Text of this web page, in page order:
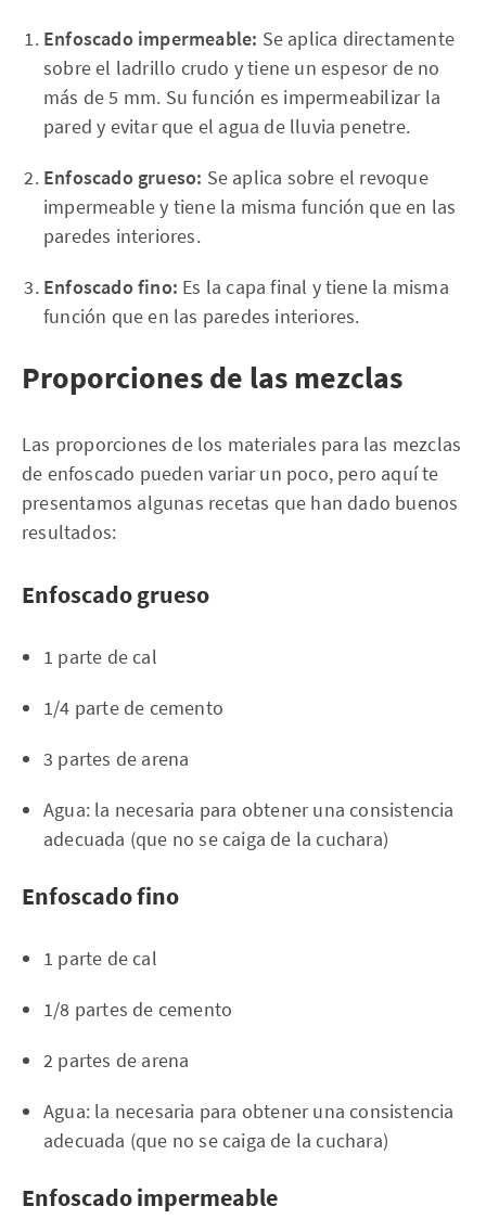
Enfoscado impermeable: Se aplica directamente
sobre el ladrillo crudo y tiene un espesor de no
más de 5 mm. Su función es impermeabilizar la
pared y evitar que el agua de lluvia penetre.
Enfoscado grueso: Se aplica sobre el revoque
impermeable y tiene la misma función que en las
paredes interiores.
Enfoscado fino: Es la capa final y tiene la misma
función que en las paredes interiores.
Proporciones de las mezclas
Las proporciones de los materiales para las mezclas
de enfoscado pueden variar un poco, pero aquí te
presentamos algunas recetas que han dado buenos
resultados:
Enfoscado grueso
1 parte de cal
1/4 parte de cemento
3 partes de arena
Agua: la necesaria para obtener una consistencia
adecuada (que no se caiga de la cuchara)
Enfoscado fino
1 parte de cal
1/8 partes de cemento
2 partes de arena
Agua: la necesaria para obtener una consistencia
adecuada (que no se caiga de la cuchara)
Enfoscado impermeable